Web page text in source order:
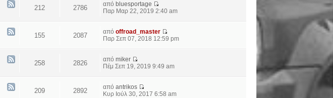
212 2786 από bluesportage
Παρ Μαρ 22, 2019 2:40 am
155 2087 απόoffroad_master
Παρ Σεπ 07, 2018 12:59 pm
258 2826 απόmiker
Πέμ Σεπ 19, 2019 9:49 am
209 2892 απόantrikos
Κυρ Ιούλ 30, 2017 6:58 am